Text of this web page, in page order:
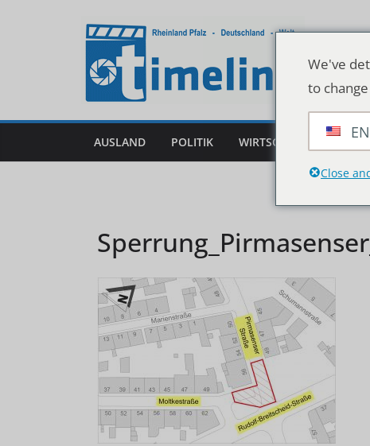
AUSLAND POLITIK WIRTSCHAFT
We've
to
EN
Close